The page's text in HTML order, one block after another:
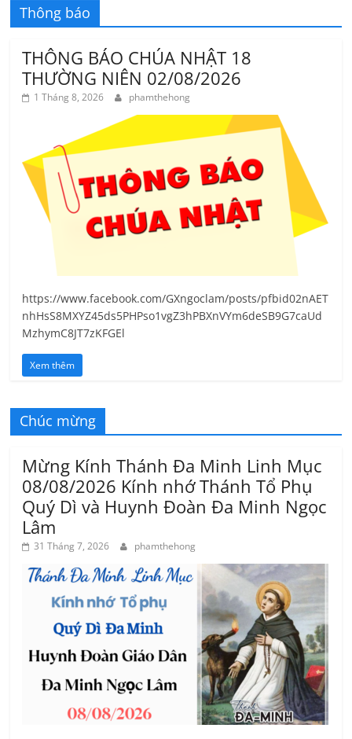
Thông báo
THÔNG BÁO CHÚA NHẬT 18
THƯỜNG NIÊN 02/08/2026
1 Tháng 8, 2026 phamthehong
https://www.facebook.com/GXngoclam/posts/pfbid02nAET
nhHsS8MXYZ45ds5PHPso1vgZ3hPBXnVYm6deSB9G7caUd
MzhymC8JT7zKFGEl
Xem thêm
Chúc mừng
Mừng Kính Thánh Đa Minh Linh Mục
08/08/2026 Kính nhớ Thánh Tổ Phụ
Quý Dì và Huynh Đoàn Đa Minh Ngọc
Lâm
31 Tháng 7, 2026 phamthehong